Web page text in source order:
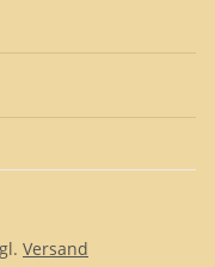
Versand